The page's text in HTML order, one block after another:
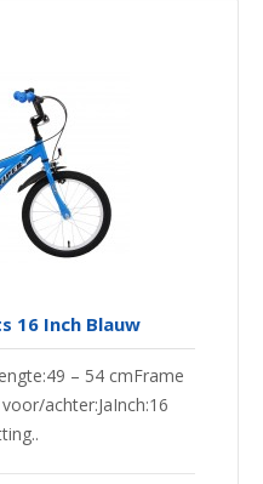
16 Inch Blauw
– 54 cmFrame
achter:JaInch:16